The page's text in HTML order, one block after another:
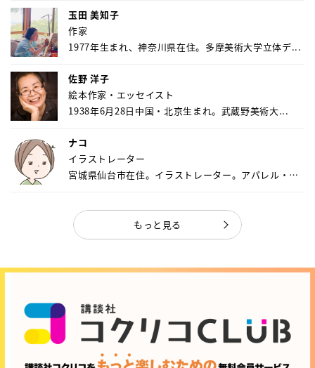
玉田 美知子
作家
1977年生まれ、神奈川県在住。多摩美術大学立体デ...
佐野 洋子
絵本作家・エッセイスト
1938年6月28日中国・北京生まれ。武蔵野美術大...
ナコ
イラストレーター
宮城県仙台市在住。イラストレーター。アパレル・キ
もっと見る